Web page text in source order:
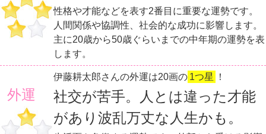
性格や才能などを表す2番目に重要な運勢です。
人間関係や協調性、社会的な成功に影響します。
主に20歳から50歳ぐらいまでの中年期の運勢を表
します。
外運
伊藤耕太郎さんの外運は20画の 1つ星 ！
社交が苦手。人とは違った才能
があり波乱万丈な人生かも。